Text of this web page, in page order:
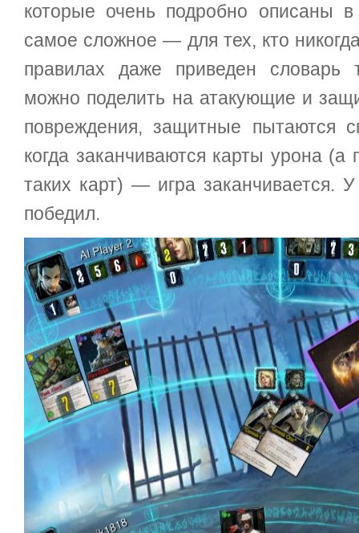
которые очень подробно описаны
самое сложное — для тех, кто
правилах даже приведен словарь
можно поделить на атакующие и
повреждения, защитные пытаются
когда заканчиваются карты урона (а
таких карт) — игра
победил.